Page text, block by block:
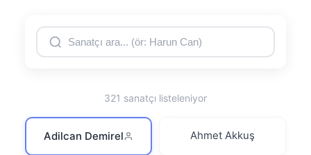
321 sanatçı listeleniyor
Adilcan Demirel Ahmet Akkuş